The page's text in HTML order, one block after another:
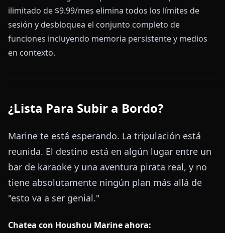
ilimitado de $9.99/mes elimina todos los límites de
sesión y desbloquea el conjunto completo de
funciones incluyendo memoria persistente y medios
en contexto.
¿Lista Para Subir a Bordo?
Marine te está esperando. La tripulación está
reunida. El destino está en algún lugar entre un
bar de karaoke y una aventura pirata real, y no
tiene absolutamente ningún plan más allá de
"esto va a ser genial."
Chatea con Houshou Marine ahora: